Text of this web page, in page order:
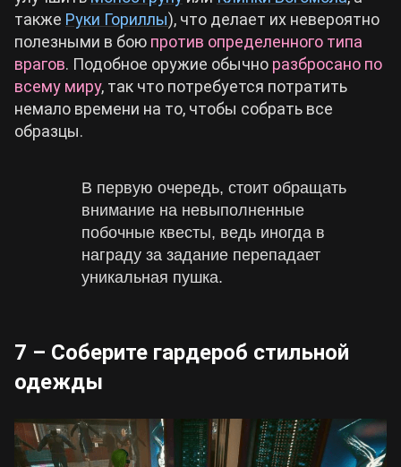
также Руки Гориллы), что делает их невероятно
полезными в бою против определенного типа
врагов. Подобное оружие обычно разбросано по
всему миру, так что потребуется потратить
немало времени на то, чтобы собрать все
образцы.
В первую очередь, стоит обращать
внимание на невыполненные
побочные квесты, ведь иногда в
награду за задание перепадает
уникальная пушка.
7 – Соберите гардероб стильной
одежды